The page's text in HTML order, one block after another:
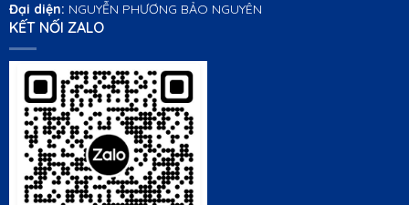
Đại diện: NGUYỄN PHƯƠNG BẢO NGUYÊN
KẾT NỐI ZALO